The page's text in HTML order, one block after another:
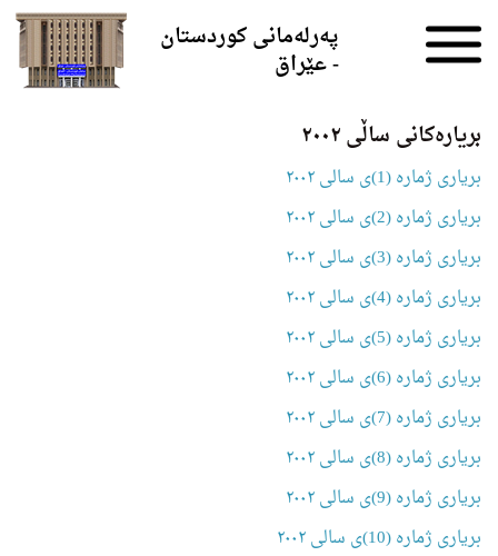
پەرلەمانی کوردستان
- عێراق
بریارەکانی ساڵی ٢٠٠٢
بریاری ژمارە (1)ی سالی ٢٠٠٢
بریاری ژمارە (2)ی سالی ٢٠٠٢
بریاری ژمارە (3)ی سالی ٢٠٠٢
بریاری ژمارە (4)ی سالی ٢٠٠٢
بریاری ژمارە (5)ی سالی ٢٠٠٢
بریاری ژمارە (6)ی سالی ٢٠٠٢
بریاری ژمارە (7)ی سالی ٢٠٠٢
بریاری ژمارە (8)ی سالی ٢٠٠٢
بریاری ژمارە (9)ی سالی ٢٠٠٢
بریاری ژمارە (10)ی سالی ٢٠٠٢